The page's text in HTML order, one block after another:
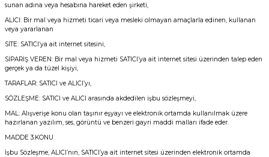
sunan adına veya hesabına hareket eden şirketi,
ALICI: Bir mal veya hizmeti ticari veya mesleki olmayan amaçlarla edinen, kullanan
veya yararlanan
SİTE: SATICI’ya ait internet sitesini,
SİPARİŞ VEREN: Bir mal veya hizmeti SATICI’ya ait internet sitesi üzerinden talep eden
gerçek ya da tüzel kişiyi,
TARAFLAR: SATICI ve ALICI’yı,
SÖZLEŞME: SATICI ve ALICI arasında akdedilen işbu sözleşmeyi,
MAL: Alışverişe konu olan taşınır eşyayı ve elektronik ortamda kullanılmak üzere
hazırlanan yazılım, ses, görüntü ve benzeri gayri maddi malları ifade eder.
MADDE 3.KONU
İşbu Sözleşme, ALICI’nın, SATICI’ya ait internet sitesi üzerinden elektronik ortamda